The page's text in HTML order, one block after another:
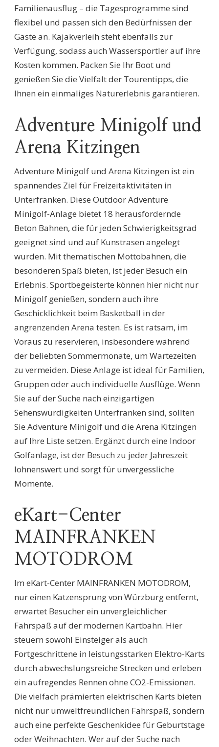
Familienausflug – die Tagesprogramme sind
flexibel und passen sich den Bedürfnissen der
Gäste an. Kajakverleih steht ebenfalls zur
Verfügung, sodass auch Wassersportler auf ihre
Kosten kommen. Packen Sie Ihr Boot und
genießen Sie die Vielfalt der Tourentipps, die
Ihnen ein einmaliges Naturerlebnis garantieren.
Adventure Minigolf und
Arena Kitzingen
Adventure Minigolf und Arena Kitzingen ist ein
spannendes Ziel für Freizeitaktivitäten in
Unterfranken. Diese Outdoor Adventure
Minigolf-Anlage bietet 18 herausfordernde
Beton Bahnen, die für jeden Schwierigkeitsgrad
geeignet sind und auf Kunstrasen angelegt
wurden. Mit thematischen Mottobahnen, die
besonderen Spaß bieten, ist jeder Besuch ein
Erlebnis. Sportbegeisterte können hier nicht nur
Minigolf genießen, sondern auch ihre
Geschicklichkeit beim Basketball in der
angrenzenden Arena testen. Es ist ratsam, im
Voraus zu reservieren, insbesondere während
der beliebten Sommermonate, um Wartezeiten
zu vermeiden. Diese Anlage ist ideal für Familien,
Gruppen oder auch individuelle Ausflüge. Wenn
Sie auf der Suche nach einzigartigen
Sehenswürdigkeiten Unterfranken sind, sollten
Sie Adventure Minigolf und die Arena Kitzingen
auf Ihre Liste setzen. Ergänzt durch eine Indoor
Golfanlage, ist der Besuch zu jeder Jahreszeit
lohnenswert und sorgt für unvergessliche
Momente.
eKart-Center
MAINFRANKEN
MOTODROM
Im eKart-Center MAINFRANKEN MOTODROM,
nur einen Katzensprung von Würzburg entfernt,
erwartet Besucher ein unvergleichlicher
Fahrspaß auf der modernen Kartbahn. Hier
steuern sowohl Einsteiger als auch
Fortgeschrittene in leistungsstarken Elektro-Karts
durch abwechslungsreiche Strecken und erleben
ein aufregendes Rennen ohne CO2-Emissionen.
Die vielfach prämierten elektrischen Karts bieten
nicht nur umweltfreundlichen Fahrspaß, sondern
auch eine perfekte Geschenkidee für Geburtstage
oder Weihnachten. Wer auf der Suche nach